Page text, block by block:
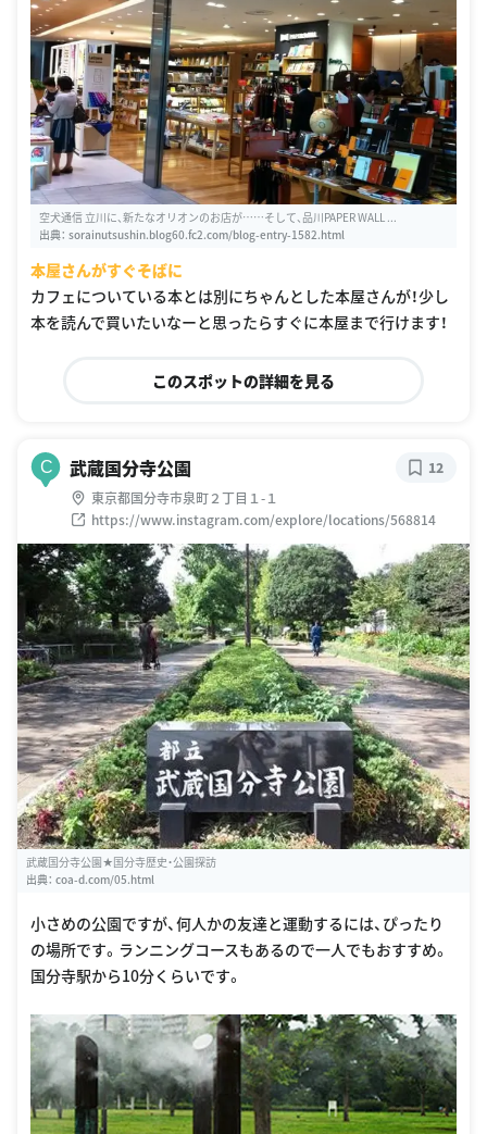
空犬通信 立川に、新たなオリオンのお店が……そして、品川PAPER WALL ...
出典： sorainutsushin.blog60.fc2.com/blog-entry-1582.html
本屋さんがすぐそばに
カフェについている本とは別にちゃんとした本屋さんが！少し
本を読んで買いたいなーと思ったらすぐに本屋まで行けます！
このスポットの詳細を見る
C 武蔵国分寺公園
東京都国分寺市泉町２丁目１-１
https://www.instagram.com/explore/locations/568814
12
武蔵国分寺公園★国分寺歴史・公園探訪
出典： coa-d.com/05.html
小さめの公園ですが、何人かの友達と運動するには、ぴったり
の場所です。ランニングコースもあるので一人でもおすすめ。
国分寺駅から10分くらいです。